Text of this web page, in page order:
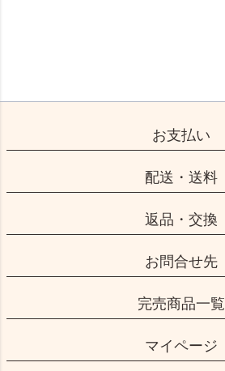
お支払い
配送・送料
返品・交換
お問合せ先
完売商品一覧
マイページ